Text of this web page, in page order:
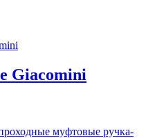
Giacomini